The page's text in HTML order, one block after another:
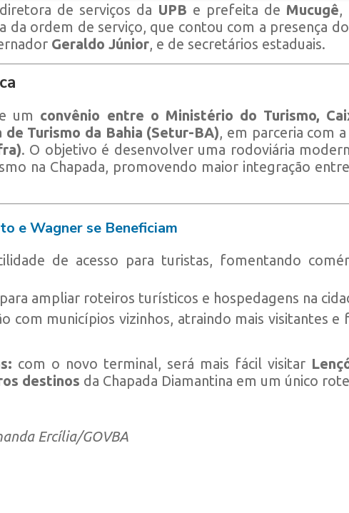
de serviços da UPB e prefeita de Mucugê,
da ordem de serviço, que contou com a presença
Geraldo Júnior, e de secretários estaduais.
um convênio entre o Ministério do Turismo,
Turismo da Bahia (Setur-BA), em parceria com a
. O objetivo é desenvolver uma rodoviária
na Chapada, promovendo maior integração
e Wagner se Beneficiam
de acesso para turistas, fomentando
ampliar roteiros turísticos e hospedagens na
com municípios vizinhos, atraindo mais visitantes
com o novo terminal, será mais fácil visitar
destinos da Chapada Diamantina em um único
Ercília/GOVBA